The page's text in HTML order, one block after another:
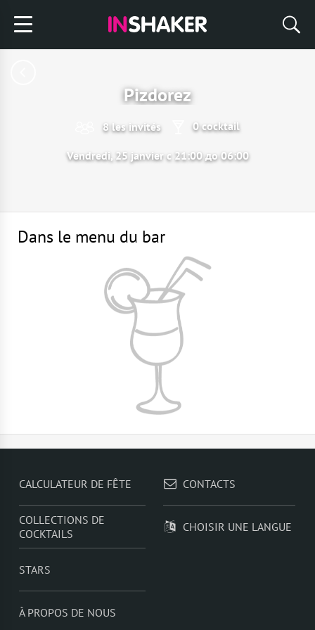
Pizdorez
8 les invités 0 cocktail
Vendredi, 25 janvier с 21:00 до 06:00
Dans le menu du bar
CALCULATEUR DE FÊTE
COLLECTIONS DE
COCKTAILS
STARS
À PROPOS DE NOUS
CONTACTS
CHOISIR UNE LANGUE